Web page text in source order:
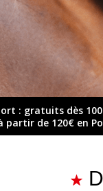
: gratuits dès
de 120€ en